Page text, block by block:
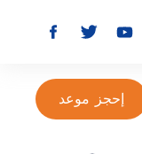
إحجز موعد